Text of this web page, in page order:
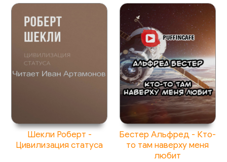
Шекли Роберт -
Цивилизация статуса
Бестер Альфред - Кто-
то там наверху меня
любит